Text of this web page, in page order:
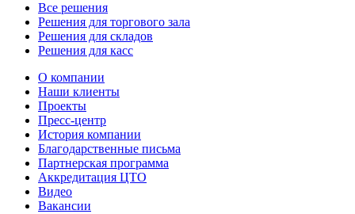
Все решения
Решения для торгового зала
Решения для складов
Решения для касс
О компании
Наши клиенты
Проекты
Пресс-центр
История компании
Благодарственные письма
Партнерская программа
Аккредитация ЦТО
Видео
Вакансии